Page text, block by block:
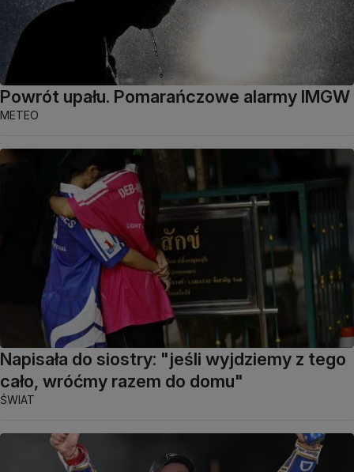
Powrót upału. Pomarańczowe alarmy IMGW
METEO
Napisała do siostry: "jeśli wyjdziemy z tego
cało, wróćmy razem do domu"
ŚWIAT